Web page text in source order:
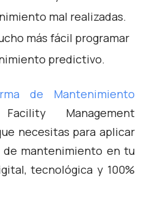
mal realizadas.
más fácil programar
predictivo.
de Mantenimiento
Management
necesitas para aplicar
de mantenimiento en tu
tecnológica y 100%